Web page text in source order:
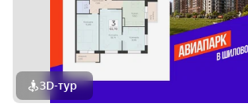
3D-тур